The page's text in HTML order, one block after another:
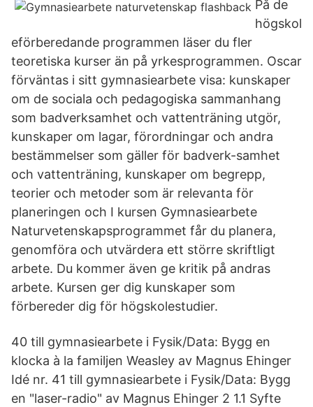
På de
högskol
eförberedande programmen läser du fler
teoretiska kurser än på yrkesprogrammen. Oscar
förväntas i sitt gymnasiearbete visa: kunskaper
om de sociala och pedagogiska sammanhang
som badverksamhet och vattenträning utgör,
kunskaper om lagar, förordningar och andra
bestämmelser som gäller för badverk-samhet
och vattenträning, kunskaper om begrepp,
teorier och metoder som är relevanta för
planeringen och I kursen Gymnasiearbete
Naturvetenskapsprogrammet får du planera,
genomföra och utvärdera ett större skriftligt
arbete. Du kommer även ge kritik på andras
arbete. Kursen ger dig kunskaper som
förbereder dig för högskolestudier.
40 till gymnasiearbete i Fysik/Data: Bygg en
klocka à la familjen Weasley av Magnus Ehinger
Idé nr. 41 till gymnasiearbete i Fysik/Data: Bygg
en "laser-radio" av Magnus Ehinger 2 1.1 Syfte